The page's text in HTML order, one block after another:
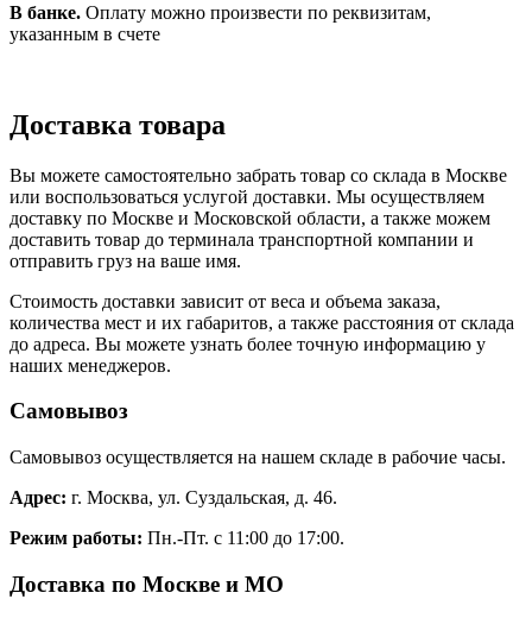
В банке. Оплату можно произвести по реквизитам,
указанным в счете
Доставка товара
Вы можете самостоятельно забрать товар со склада в Москве
или воспользоваться услугой доставки. Мы осуществляем
доставку по Москве и Московской области, а также можем
доставить товар до терминала транспортной компании и
отправить груз на ваше имя.
Стоимость доставки зависит от веса и объема заказа,
количества мест и их габаритов, а также расстояния от склада
до адреса. Вы можете узнать более точную информацию у
наших менеджеров.
Самовывоз
Самовывоз осуществляется на нашем складе в рабочие часы.
Адрес: г. Москва, ул. Суздальская, д. 46.
Режим работы: Пн.-Пт. с 11:00 до 17:00.
Доставка по Москве и МО